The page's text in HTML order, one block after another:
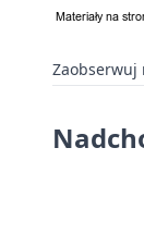
Zaobserwuj